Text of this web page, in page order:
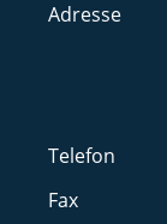
Adresse
Telefon
Fax